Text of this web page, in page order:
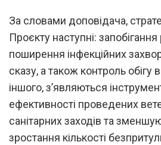
За словами доповідача,
Проєкту наступні:
поширення інфекційних
сказу, а також контроль обігу
іншого, з’являються
ефективності проведених
санітарних заходів та
зростання кількості